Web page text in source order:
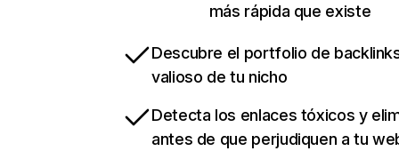
más rápida que existe
Descubre el portfolio de
valioso de tu nicho
Detecta los enlaces tóxicos y
antes de que perjudiquen a tu